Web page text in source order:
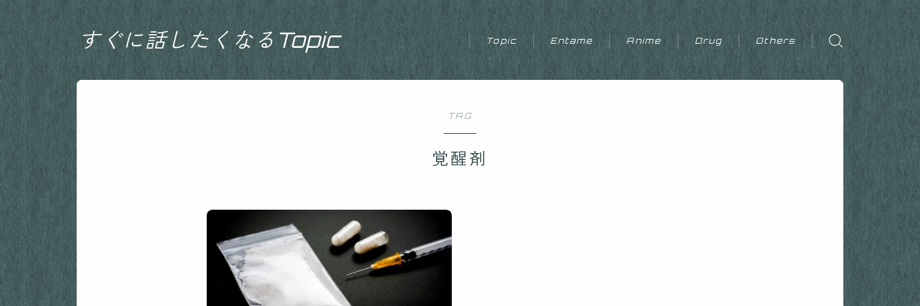
すぐに話したくなるTopic Topic Entame Anime Drug Others
TAG
覚醒剤